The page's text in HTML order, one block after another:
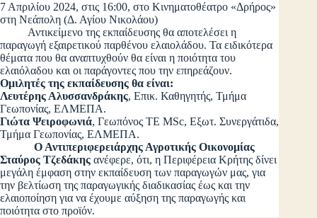
7 Απριλίου 2024, στις 16:00, στο Κινηματοθέατρο «Δρήρος»
στη Νεάπολη (Δ. Αγίου Νικολάου)
Αντικείμενο της εκπαίδευσης θα αποτελέσει η
παραγωγή εξαιρετικού παρθένου ελαιολάδου. Τα ειδικότερα
θέματα που θα αναπτυχθούν θα είναι η ποιότητα του
ελαιόλαδου και οι παράγοντες που την επηρεάζουν.
Ομιλητές της εκπαίδευσης θα είναι:
Λευτέρης Αλυσσανδράκης, Επικ. Καθηγητής, Τμήμα
Γεωπονίας, ΕΛΜΕΠΑ.
Γιώτα Ψειροφωνιά, Γεωπόνος ΤΕ MSc, Εξωτ. Συνεργάτιδα,
Τμήμα Γεωπονίας, ΕΛΜΕΠΑ.
Ο Αντιπεριφερειάρχης Αγροτικής Οικονομίας
Σταύρος Τζεδάκης ανέφερε, ότι, η Περιφέρεια Κρήτης δίνει
μεγάλη έμφαση στην εκπαίδευση των παραγωγών μας, για
την βελτίωση της παραγωγικής διαδικασίας έως και την
ελαιοποίηση για να έχουμε αύξηση της παραγωγής και
ποιότητα στο προϊόν.